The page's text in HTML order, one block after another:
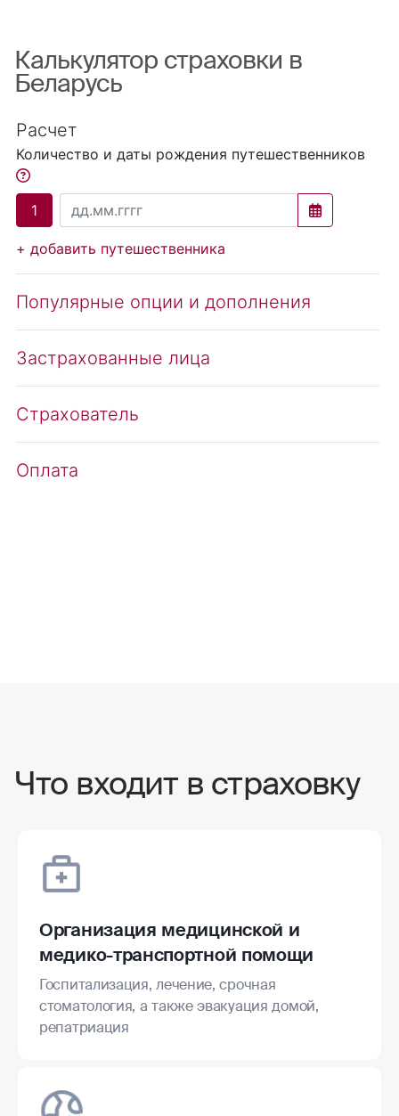
Калькулятор страховки в
Беларусь
Что входит в страховку
Организация медицинской и
медико-транспортной помощи
Госпитализация, лечение, срочная
стоматология, а также эвакуация домой,
репатриация